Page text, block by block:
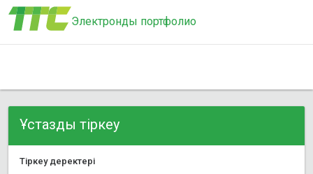
Электронды портфолио
Ұстазды тіркеу
Тіркеу деректері